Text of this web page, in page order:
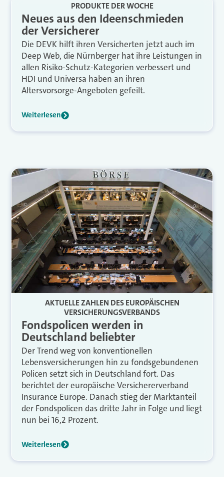
PRODUKTE DER WOCHE
Neues aus den Ideenschmieden
der Versicherer
Die DEVK hilft ihren Versicherten jetzt auch im
Deep Web, die Nürnberger hat ihre Leistungen in
allen Risiko-Schutz-Kategorien verbessert und
HDI und Universa haben an ihren
Altersvorsorge-Angeboten gefeilt.
Weiterlesen
AKTUELLE ZAHLEN DES EUROPÄISCHEN
VERSICHERUNGSVERBANDS
Fondspolicen werden in
Deutschland beliebter
Der Trend weg von konventionellen
Lebensversicherungen hin zu fondsgebundenen
Policen setzt sich in Deutschland fort. Das
berichtet der europäische Versichererverband
Insurance Europe. Danach stieg der Marktanteil
der Fondspolicen das dritte Jahr in Folge und liegt
nun bei 16,2 Prozent.
Weiterlesen